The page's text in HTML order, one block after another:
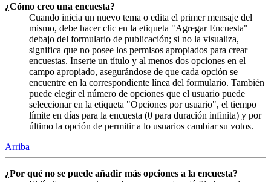
¿Cómo creo una encuesta?
Cuando inicia un nuevo tema o edita el primer mensaje del
mismo, debe hacer clic en la etiqueta "Agregar Encuesta"
debajo del formulario de publicación; si no la visualiza,
significa que no posee los permisos apropiados para crear
encuestas. Inserte un título y al menos dos opciones en el
campo apropiado, asegurándose de que cada opción se
encuentre en la correspondiente línea del formulario. También
puede elegir el número de opciones que el usuario puede
seleccionar en la etiqueta "Opciones por usuario", el tiempo
límite en días para la encuesta (0 para duración infinita) y por
último la opción de permitir a lo usuarios cambiar su votos.
Arriba
¿Por qué no se puede añadir más opciones a la encuesta?